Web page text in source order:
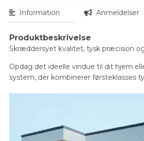
Information Anmeldelser
Produktbeskrivelse
Skræddersyet kvalitet, tysk præcision
Opdag det ideelle vindue til dit hjem
system, der kombinerer førsteklasses